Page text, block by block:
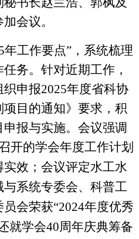
加会议。
年工作要点”，系统梳理
任务。针对近期工作，
织申报2025年度省科协
目的通知》要求，积
报与实施。会议强调
开的学会年度工作计划
效； 会议评定水工水
系统专委会、科普工
会荣获“2024年度优秀
就学会40周年庆典筹备